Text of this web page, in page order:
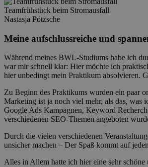
Teamfrühstück beim Stromausfall
Nastasja Pötzsche
Meine aufschlussreiche und
Während meines BWL-Studiums habe ich
war mir schnell klar: Hier möchte ich
hier unbedingt mein Praktikum absolvieren.
Zu Beginn des Praktikums wurden ein paar
Marketing ist ja noch viel mehr, als das, was
Google Ads Kampagnen, Keyword
verschiedenen SEO-Themen angeboten
Durch die vielen verschiedenen
unsicher machen – Der Spaß kommt auf
Alles in Allem hatte ich hier eine sehr schöne